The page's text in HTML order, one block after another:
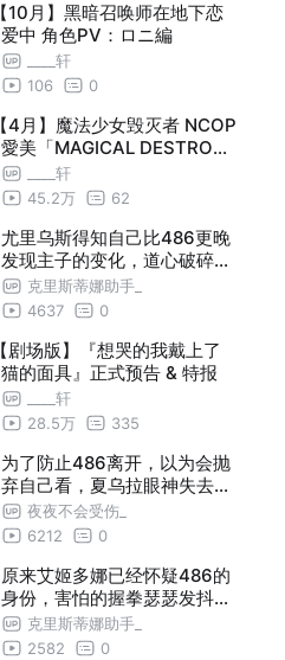
【10月】黑暗召唤师在地下恋
爱中 角色PV：ロニ編
____轩
106
0
【4月】魔法少女毁灭者 NCOP
愛美「MAGICAL DESTROYE
R」
____轩
45.2万
62
尤里乌斯得知自己比486更晚
发现主子的变化，道心破碎，
当场破防了……
克里斯蒂娜助手_
4637
0
【剧场版】『想哭的我戴上了
猫的面具』正式预告 & 特报
____轩
28.5万
335
为了防止486离开，以为会抛
弃自己看，夏乌拉眼神失去高
光，差点成病娇了……
夜夜不会受伤_
6212
0
原来艾姬多娜已经怀疑486的
身份，害怕的握拳瑟瑟发抖，
486一眼看出……
克里斯蒂娜助手_
2582
0